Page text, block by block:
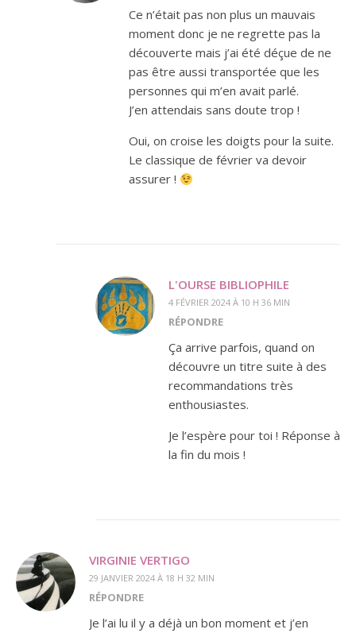
Ce n’était pas non plus un mauvais
moment donc je ne regrette pas la
découverte mais j’ai été déçue de ne
pas être aussi transportée que les
personnes qui m’en avait parlé.
J’en attendais sans doute trop !
Oui, on croise les doigts pour la suite.
Le classique de février va devoir
assurer !
L'OURSE BIBLIOPHILE
4 FÉVRIER 2024 À 10 H 36 MIN
RÉPONDRE
Ça arrive parfois, quand on
découvre un titre suite à des
recommandations très
enthousiastes.
Je l’espère pour toi ! Réponse à
la fin du mois !
VIRGINIE VERTIGO
29 JANVIER 2024 À 18 H 32 MIN
RÉPONDRE
Je l’ai lu il y a déjà un bon moment et j’en